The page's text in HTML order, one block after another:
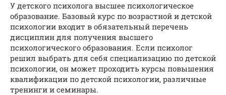
У детского психолога высшее психологическое
образование. Базовый курс по возрастной и детской
психологии входит в обязательный перечень
дисциплин для получения высшего
психологического образования. Если психолог
решил выбрать для себя специализацию по детской
психологии, он может проходить курсы повышения
квалификации по детской психологии, различные
тренинги и семинары.